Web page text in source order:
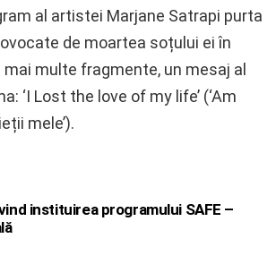
al artistei Marjane Satrapi purta
de moartea soțului ei în
multe fragmente, un mesaj al
‘I Lost the love of my life’ (‘Am
mele’).
instituirea programului SAFE –